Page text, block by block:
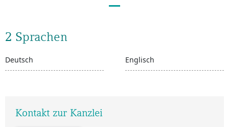
2 Sprachen
Deutsch Englisch
Kontakt zur Kanzlei